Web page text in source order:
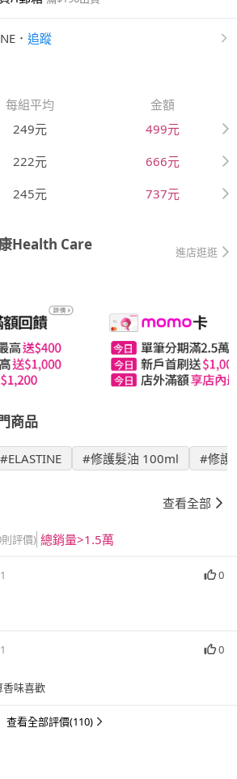
． 追蹤
每組平均
金額
249元
499元
222元
666元
245元 737元
Health Care 進店逛逛
商品
#ELASTINE #修護髮油 100ml #修護
查看全部
評價) 總銷量>1.5萬
0
0
香味喜歡
查看全部評價(110)